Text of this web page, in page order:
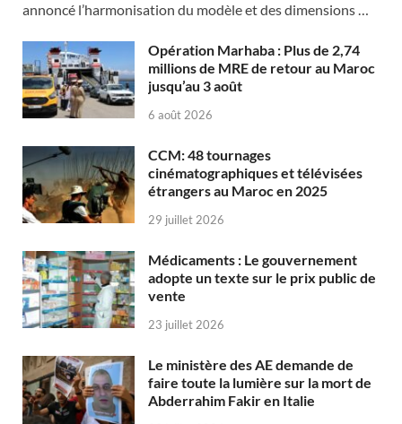
annoncé l’harmonisation du modèle et des dimensions …
Opération Marhaba : Plus de 2,74
millions de MRE de retour au Maroc
jusqu’au 3 août
6 août 2026
CCM: 48 tournages
cinématographiques et télévisées
étrangers au Maroc en 2025
29 juillet 2026
Médicaments : Le gouvernement
adopte un texte sur le prix public de
vente
23 juillet 2026
Le ministère des AE demande de
faire toute la lumière sur la mort de
Abderrahim Fakir en Italie